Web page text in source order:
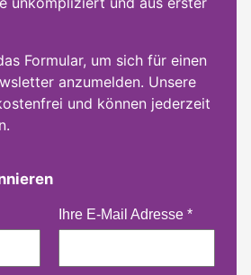
Formular, um sich für einen
anzumelden. Unsere
und können jederzeit
Ihre E-Mail Adresse *